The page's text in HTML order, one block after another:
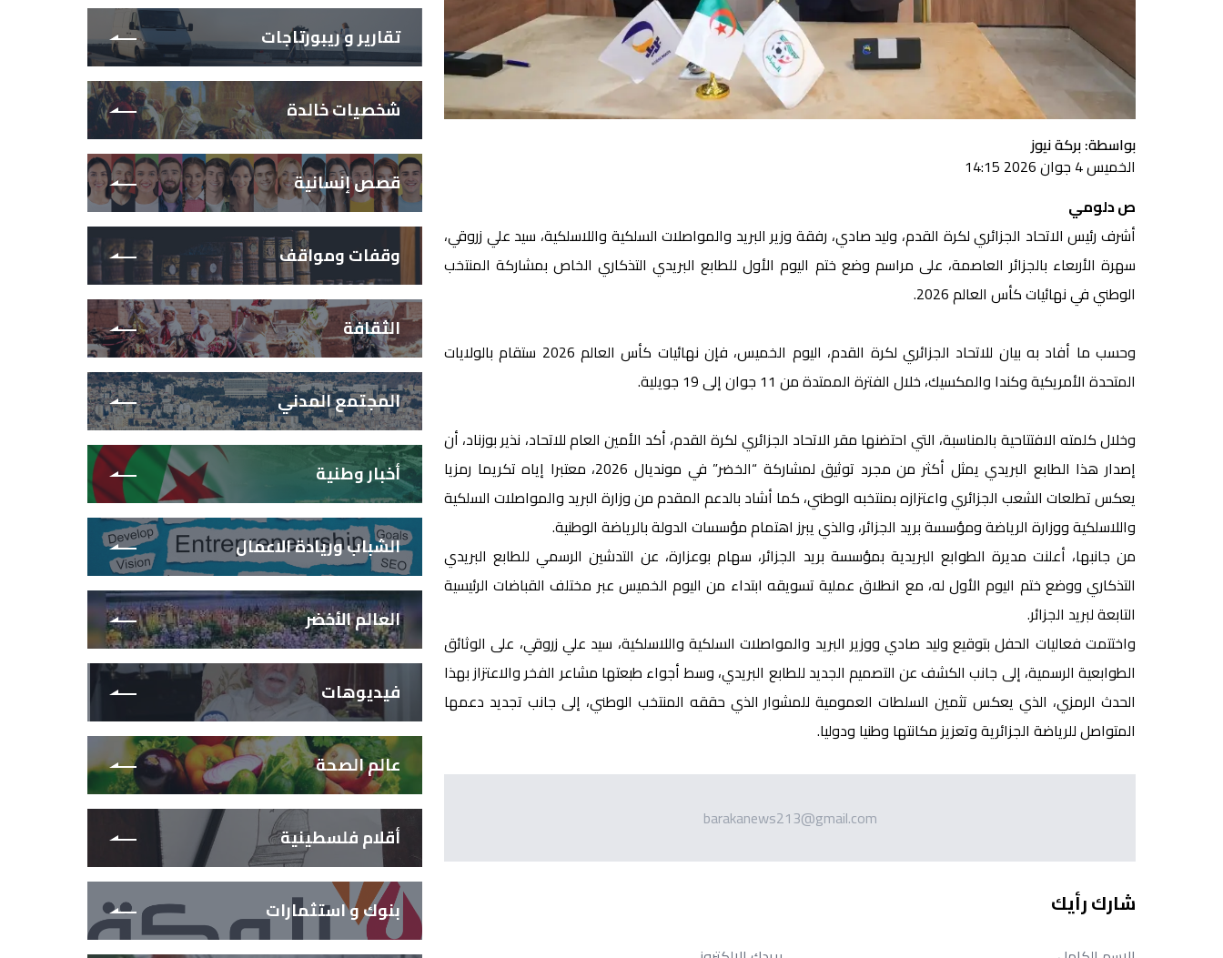
بواسطة: بركة نيوز
الخميس 4 جوان 2026 14:15
ص دلومي
أشرف رئيس الاتحاد الجزائري لكرة القدم، وليد صادي، رفقة وزير البريد والمواصلات السلكية واللاسلكية، سيد علي زروقي،
سهرة الأربعاء بالجزائر العاصمة، على مراسم وضع ختم اليوم الأول للطابع البريدي التذكاري الخاص بمشاركة المنتخب
الوطني في نهائيات كأس العالم 2026.
وحسب ما أفاد به بيان للاتحاد الجزائري لكرة القدم، اليوم الخميس، فإن نهائيات كأس العالم 2026 ستقام بالولايات
المتحدة الأمريكية وكندا والمكسيك، خلال الفترة الممتدة من 11 جوان إلى 19 جويلية.
وخلال كلمته الافتتاحية بالمناسبة، التي احتضنها مقر الاتحاد الجزائري لكرة القدم، أكد الأمين العام للاتحاد، نذير بوزناد، أن
إصدار هذا الطابع البريدي يمثل أكثر من مجرد توثيق لمشاركة “الخضر” في مونديال 2026، معتبرا إياه تكريما رمزيا
يعكس تطلعات الشعب الجزائري واعتزازه بمنتخبه الوطني، كما أشاد بالدعم المقدم من وزارة البريد والمواصلات السلكية
واللاسلكية ووزارة الرياضة ومؤسسة بريد الجزائر، والذي يبرز اهتمام مؤسسات الدولة بالرياضة الوطنية.
من جانبها، أعلنت مديرة الطوابع البريدية بمؤسسة بريد الجزائر، سهام بوعزارة، عن التدشين الرسمي للطابع البريدي
التذكاري ووضع ختم اليوم الأول له، مع انطلاق عملية تسويقه ابتداء من اليوم الخميس عبر مختلف القباضات الرئيسية
التابعة لبريد الجزائر.
واختتمت فعاليات الحفل بتوقيع وليد صادي ووزير البريد والمواصلات السلكية واللاسلكية، سيد علي زروقي، على الوثائق
الطوابعية الرسمية، إلى جانب الكشف عن التصميم الجديد للطابع البريدي، وسط أجواء طبعتها مشاعر الفخر والاعتزاز بهذا
الحدث الرمزي، الذي يعكس تثمين السلطات العمومية للمشوار الذي حققه المنتخب الوطني، إلى جانب تجديد دعمها
المتواصل للرياضة الجزائرية وتعزيز مكانتها وطنيا ودوليا.
barakanews213@gmail.com
شارك رأيك
تقارير و ريبورتاجات
شخصيات خالدة
قصص إنسانية
وقفات ومواقف
الثقافة
المجتمع المدني
أخبار وطنية
الشباب وريادة الاعمال
العالم الأخضر
فيديوهات
عالم الصحة
أقلام فلسطينية
بنوك و استثمارات